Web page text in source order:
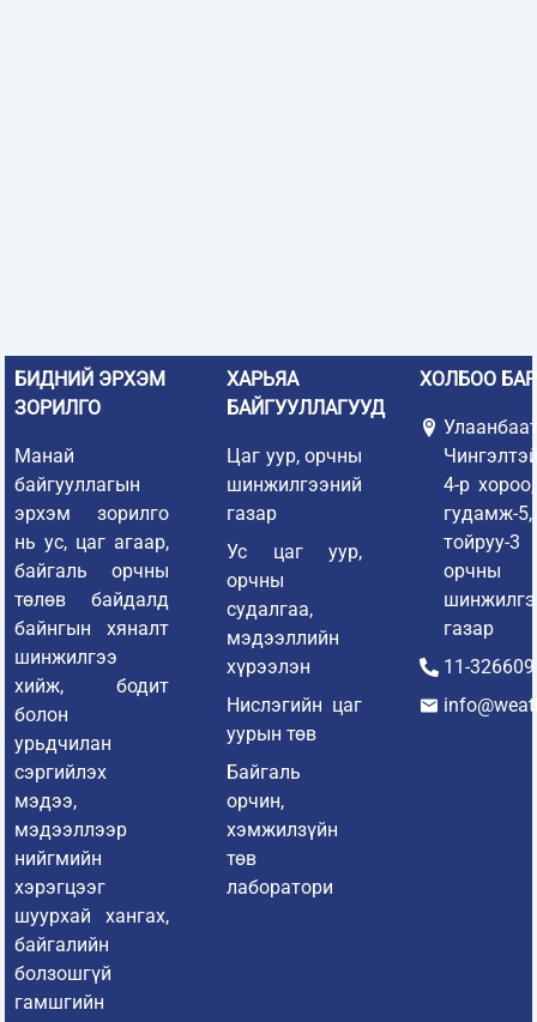
БИДНИЙ ЭРХЭМ
ЗОРИЛГО
Манай
байгууллагын
эрхэм зорилго
нь ус, цаг агаар,
байгаль орчны
төлөв байдалд
байнгын хяналт
шинжилгээ
хийж, бодит
болон
урьдчилан
сэргийлэх
мэдээ,
мэдээллээр
нийгмийн
хэрэгцээг
шуурхай хангах,
байгалийн
болзошгүй
гамшгийн
ХАРЬЯА
БАЙГУУЛЛАГУУД
Цаг уур, орчны
шинжилгээний
газар
Ус цаг уур,
орчны
судалгаа,
мэдээллийн
хүрээлэн
Нислэгийн цаг
уурын төв
Байгаль
орчин,
хэмжилзүйн
төв
лаборатори
ХОЛБОО
4-р
тойруу-
орчны
газар
11-326609